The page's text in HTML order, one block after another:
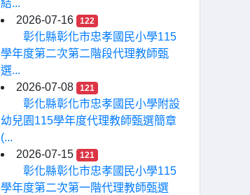
結...
2026-07-16
122
彰化縣彰化市忠孝國民小學115
學年度第二次第二階段代理教師甄
選...
2026-07-08
121
彰化縣彰化市忠孝國民小學附設
幼兒園115學年度代理教師甄選簡章
(...
2026-07-15
121
彰化縣彰化市忠孝國民小學115
學年度第二次第一階代理教師甄選